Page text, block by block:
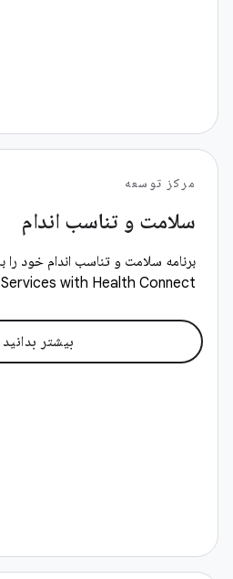
مرکز توسعه
سلامت و تناسب اندام
Services with Health Connect به سطح بعدی ببرید.
بیشتر بدانید